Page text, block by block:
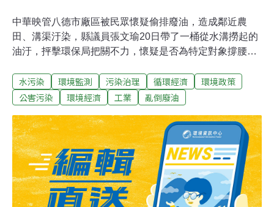
中華映管八德市廠區被民眾懷疑偷排廢油，造成鄰近農
田、溝渠汙染，縣議員張文瑜20日帶了一桶從水溝撈起的
油汙，抨擊環保局把關不力，懷疑是否為特定對象撐腰。
然沒有查獲偷排情事，但業者因為沒有回抽設備，廠區發
生鍋爐用的重油外洩，直接流入廠外的溝渠造成汙染，在
廳上縣長吳志揚對民眾不信任稽查工作皺眉頭，當場強調
一定會辦到底，並保證只要下雨再接到檢舉華映排油汙，
「一定要環保局長親自到現場」。局長陳世偉也表示準備
對華映排放設施「總體檢」。環保局稽查科長陳永信表
示，華映八德廠10月24日曾發生重油漏油汙染事件，不到
兩個月，又發生重油洩漏廠區外，儘管華映八德廠都依環
水污染 環境監測 污染治理 循環經濟
環境政策
公害污染
環境經濟 工業 亂倒廢油